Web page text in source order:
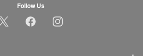
Follow Us